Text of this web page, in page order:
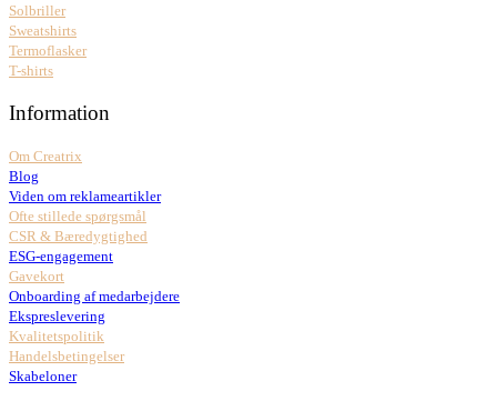
Solbriller
Sweatshirts
Termoflasker
T-shirts
Information
Om Creatrix
Blog
Viden om reklameartikler
Ofte stillede spørgsmål
CSR & Bæredygtighed
ESG-engagement
Gavekort
Onboarding af medarbejdere
Ekspreslevering
Kvalitetspolitik
Handelsbetingelser
Skabeloner